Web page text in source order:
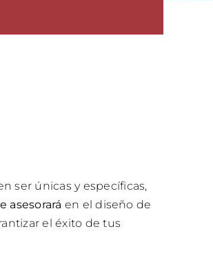
ser únicas y específicas,
asesorará en el diseño de
el éxito de tus